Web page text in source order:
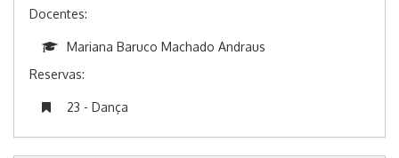
Docentes:
Mariana Baruco Machado Andraus
Reservas:
23 - Dança